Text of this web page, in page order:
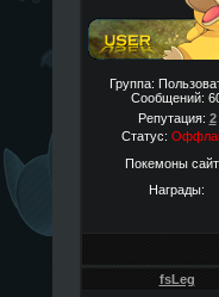
Группа:
Сообщений:
Репутация: 2
Статус:
Покемоны
Награды:
fsLeg